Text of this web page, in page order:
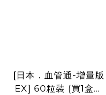
[日本．血管通-增量版
EX] 60粒裝 (買1盒送